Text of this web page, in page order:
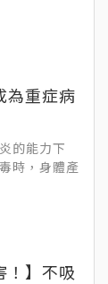
整的健檢報
效率，並能
為重症病
的能力下
時，身體產
有效控制發
，變成重
！】不吸